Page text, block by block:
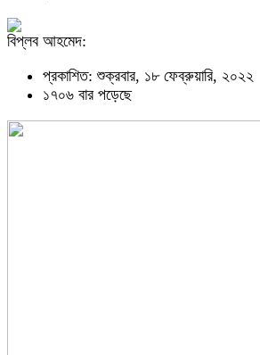
বিপ্লব আহমেদ:
প্রকাশিত: শুক্রবার, ১৮ ফেব্রুয়ারি, ২০২২
১৭০৬ বার পড়েছে